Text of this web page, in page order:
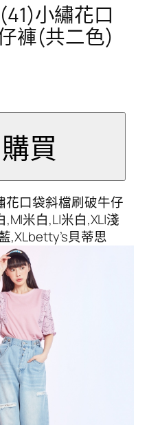
小繡花口
褲(共二色)
花口袋斜檔刷破牛仔
米白,L|米白,XL|淺
,XLbetty’s貝蒂思